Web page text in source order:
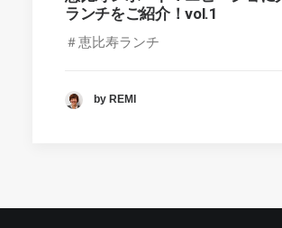
ランチをご紹介！vol.1
＃恵比寿ランチ
by REMI